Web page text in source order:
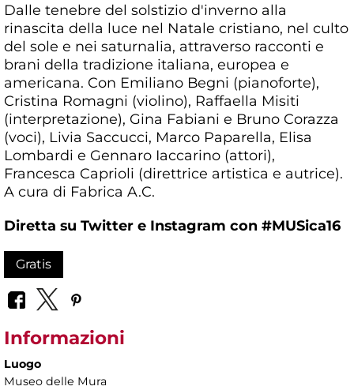
Dalle tenebre del solstizio d'inverno alla
rinascita della luce nel Natale cristiano, nel culto
del sole e nei saturnalia, attraverso racconti e
brani della tradizione italiana, europea e
americana. Con Emiliano Begni (pianoforte),
Cristina Romagni (violino), Raffaella Misiti
(interpretazione), Gina Fabiani e Bruno Corazza
(voci), Livia Saccucci, Marco Paparella, Elisa
Lombardi e Gennaro Iaccarino (attori),
Francesca Caprioli (direttrice artistica e autrice).
A cura di Fabrica A.C.
Diretta su Twitter e Instagram con #MUSica16
Gratis
Informazioni
Luogo
Museo delle Mura